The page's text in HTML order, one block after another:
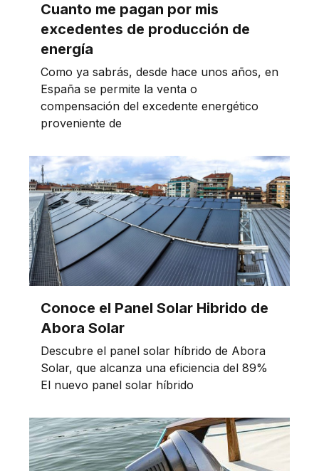
Cuanto me pagan por mis
excedentes de producción de
energía
Como ya sabrás, desde hace unos años, en
España se permite la venta o
compensación del excedente energético
proveniente de
Conoce el Panel Solar Hibrido de
Abora Solar
Descubre el panel solar híbrido de Abora
Solar, que alcanza una eficiencia del 89%
El nuevo panel solar híbrido